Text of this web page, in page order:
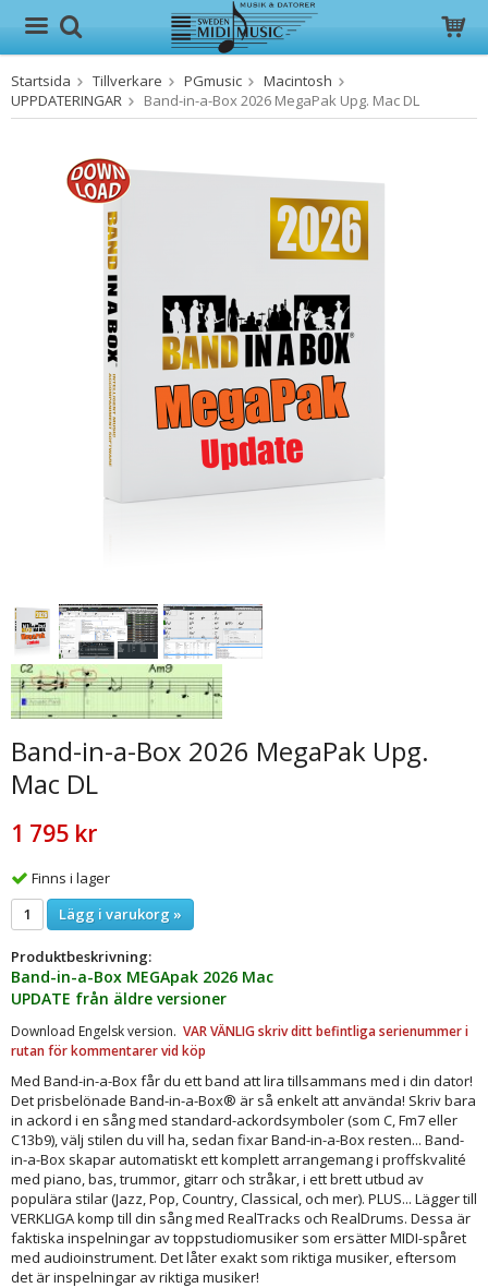
Produkten har blivit tillagd i varukorgen
Startsida Tillverkare PGmusic
Macintosh
UPPDATERINGAR
Band-in-a-Box 2026 MegaPak Upg. Mac DL
Band-in-a-Box 2026 MegaPak Upg.
Mac DL
1 795 kr
Finns i lager
Lägg i varukorg »
Produktbeskrivning:
Band-in-a-Box MEGApak 2026 Mac
UPDATE från äldre versioner
Download Engelsk version. VAR VÄNLIG skriv ditt befintliga serienummer i
rutan för kommentarer vid köp
Med Band-in-a-Box får du ett band att lira tillsammans med i din dator!
Det prisbelönade Band-in-a-Box® är så enkelt att använda! Skriv bara
in ackord i en sång med standard-ackordsymboler (som C, Fm7 eller
C13b9), välj stilen du vill ha, sedan fixar Band-in-a-Box resten... Band-
in-a-Box skapar automatiskt ett komplett arrangemang i proffskvalité
med piano, bas, trummor, gitarr och stråkar, i ett brett utbud av
populära stilar (Jazz, Pop, Country, Classical, och mer). PLUS... Lägger till
VERKLIGA komp till din sång med RealTracks och RealDrums. Dessa är
faktiska inspelningar av toppstudiomusiker som ersätter MIDI-spåret
med audioinstrument. Det låter exakt som riktiga musiker, eftersom
det är inspelningar av riktiga musiker!